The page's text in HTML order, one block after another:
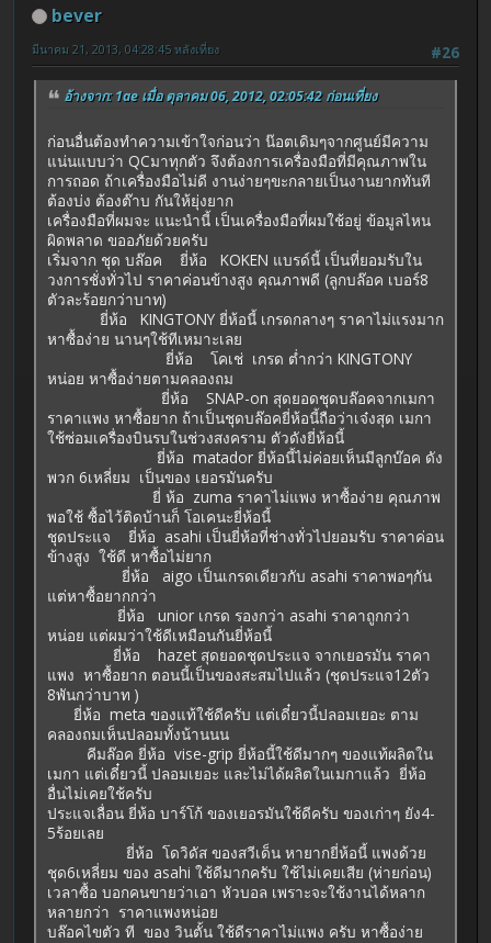
bever
#26
มีนาคม 21, 2013, 04:28:45 หลังเที่ยง
อ้างจาก: 1ae เมื่อ ตุลาคม 06, 2012, 02:05:42 ก่อนเที่ยง
ก่อนอื่นต้องทำความเข้าใจก่อนว่า น๊อตเดิมๆจากศูนย์มีความ
แน่นแบบว่า QCมาทุกตัว จึงต้องการเครื่องมือที่มีคุณภาพใน
การถอด ถ้าเครื่องมือไม่ดี งานง่ายๆขะกลายเป็นงานยากทันที
ต้องบ่ง ต้องต๊าบ กันให้ยุ่งยาก
เครื่องมือที่ผมจะ แนะนำนี้ เป็นเครื่องมือที่ผมใช้อยู่ ข้อมูลไหน
ผิดพลาด ขออภัยด้วยครับ
เริ่มจาก ชุด บล๊อค ยี่ห้อ KOKEN แบรด์นี้ เป็นที่ยอมรับใน
วงการชั่งทั่วไป ราคาค่อนข้างสูง คุณภาพดี (ลูกบล๊อค เบอร์8
ตัวละร้อยกว่าบาท)
ยี่ห้อ KINGTONY ยี่ห้อนี้ เกรดกลางๆ ราคาไม่แรงมาก
หาซื้อง่าย นานๆใช้ทีเหมาะเลย
ยี่ห้อ โคเช่ เกรด ต่ำกว่า KINGTONY
หน่อย หาซื้อง่ายตามคลองถม
ยี่ห้อ SNAP-on สุดยอดชุดบล๊อคจากเมกา
ราคาแพง หาซื้อยาก ถ้าเป็นชุดบล๊อคยี่ห้อนี้ถือว่าเจ๋งสุด เมกา
ใช้ซ่อมเครื่องบินรบในช่วงสงคราม ตัวดังยี่ห้อนี้
ยี่ห้อ matador ยี่ห้อนี้ไม่ค่อยเห็นมีลูกบ๊อค ดัง
พวก 6เหลี่ยม เป็นของ เยอรมันครับ
ยี่ ห้อ zuma ราคาไม่แพง หาซื้อง่าย คุณภาพ
พอใช้ ซื้อไว้ติดบ้านก็ โอเคนะยี่ห้อนี้
ชุดประแจ ยี่ห้อ asahi เป็นยี่ห้อที่ช่างทั่วไปยอมรับ ราคาค่อน
ข้างสูง ใช้ดี หาซื้อไม่ยาก
ยี่ห้อ aigo เป็นเกรดเดียวกับ asahi ราคาพอๆกัน
แต่หาซื้อยากกว่า
ยี่ห้อ unior เกรด รองกว่า asahi ราคาถูกกว่า
หน่อย แต่ผมว่าใช้ดีเหมือนกันยี่ห้อนี้
ยี่ห้อ hazet สุดยอดชุดประแจ จากเยอรมัน ราคา
แพง หาซื้อยาก ตอนนี้เป็นของสะสมไปแล้ว (ชุดประแจ12ตัว
8พันกว่าบาท )
ยี่ห้อ meta ของแท้ใช้ดีครับ แต่เดี๋ยวนี้ปลอมเยอะ ตาม
คลองถมเห็นปลอมทั้งน้านนน
คีมล๊อค ยี่ห้อ vise-grip ยี่ห้อนี้ใช้ดีมากๆ ของแท้ผลิตใน
เมกา แต่เดี๋ยวนี้ ปลอมเยอะ และไม่ได้ผลิตในเมกาแล้ว ยี่ห้อ
อื่นไม่เคยใช้ครับ
ประแจเลื่อน ยี่ห้อ บาร์โก้ ของเยอรมันใช้ดีครับ ของเก่าๆ ยัง4-
5ร้อยเลย
ยี่ห้อ โดวิดัส ของสวีเด็น หายากยี่ห้อนี้ แพงด้วย
ชุด6เหลี่ยม ของ asahi ใช้ดีมากครับ ใช้ไม่เคยเสีย (ห่ายก่อน)
เวลาซื้อ บอกคนขายว่าเอา หัวบอล เพราะจะใช้งานได้หลาก
หลายกว่า ราคาแพงหน่อย
บล๊อคไขตัว ที ของ วินตั้น ใช้ดีราคาไม่แพง ครับ หาซื้อง่าย